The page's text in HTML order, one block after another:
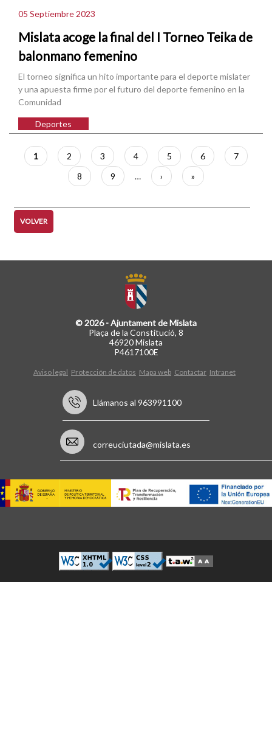
05 Septiembre 2023
Mislata acoge la final del I Torneo Teika de
balonmano femenino
El torneo significa un hito importante para el deporte mislater
y una apuesta firme por el futuro del deporte femenino en la
Comunidad
Deportes
Paginación
Página
actual
1 Página
2 Página
3 Página
4 Página
5 Página
6 Página
7
Página
8 Página
9 …
Siguiente
página
›
Última
página
»
VOLVER
© 2026 - Ajuntament de Mislata
Plaça de la Constitució, 8
46920 Mislata
P4617100E
Aviso legal Protección de datos Mapa web Contactar Intranet
Llámanos al 963991100
correuciutada@mislata.es